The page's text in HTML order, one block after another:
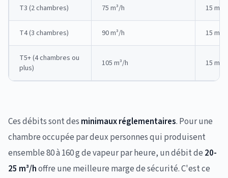
T3 (2 chambres) 75 m³/h 15 m³/h
T4 (3 chambres) 90 m³/h 15 m³/h
T5+ (4 chambres ou
plus)
105 m³/h 15 m³/h
Ces débits sont des minimaux réglementaires. Pour une
chambre occupée par deux personnes qui produisent
ensemble 80 à 160 g de vapeur par heure, un débit de 20-
25 m³/hoffre une meilleure marge de sécurité. C'est ce